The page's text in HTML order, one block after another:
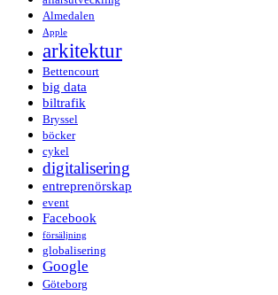
Almedalen
Apple
arkitektur
Bettencourt
big data
biltrafik
Bryssel
böcker
cykel
digitalisering
entreprenörskap
event
Facebook
försäljning
globalisering
Google
Göteborg